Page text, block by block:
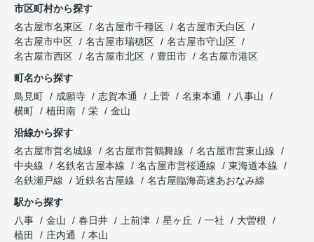
市区町村から探す
名古屋市名東区
名古屋市千種区
名古屋市天白区
名古屋市中区
名古屋市瑞穂区
名古屋市守山区
名古屋市西区
名古屋市北区 豊田市
名古屋市港区
町名から探す
鳥見町
成願寺 志賀本通 上菅 名東本通
八事山
横町
植田南 栄
金山
沿線から探す
名古屋市営名城線
名古屋市営鶴舞線
名古屋市営東山線
中央線
名鉄名古屋本線 名古屋市営桜通線
東海道本線
名鉄瀬戸線
近鉄名古屋線
名古屋臨海高速あおなみ線
駅から探す
八事
金山 春日井 上前津 星ヶ丘 一社
大曽根
植田
庄内通 本山